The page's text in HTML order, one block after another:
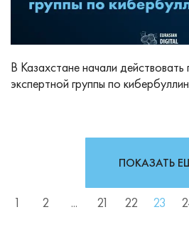
В Казахстане начали
экспертной группы по
1 2 ... 21 22 23
ПОКАЗАТЬ